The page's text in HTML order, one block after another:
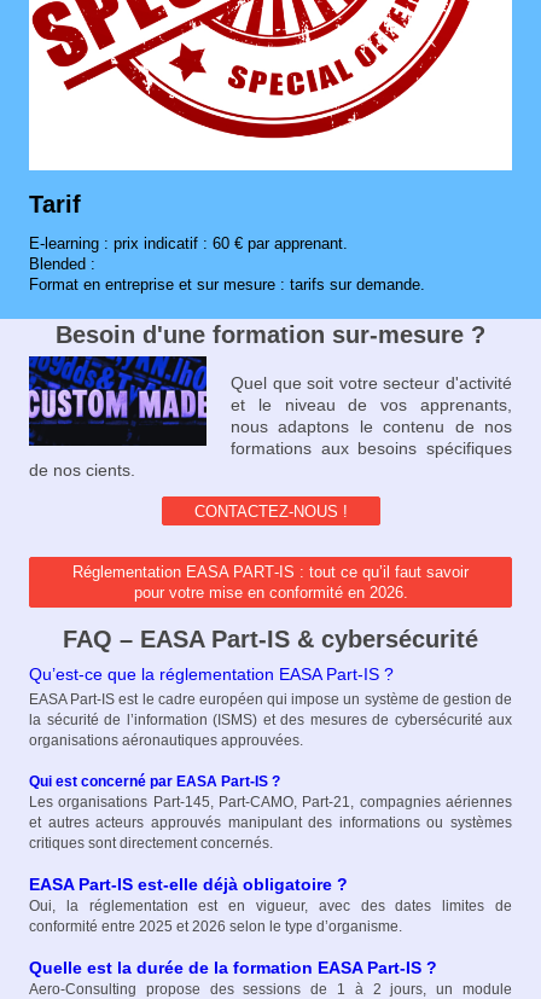
Tarif
E-learning : prix indicatif : 60 € par apprenant.
Blended :
Format en entreprise et sur mesure : tarifs sur demande.
Besoin d'une formation sur-mesure ?
Quel que soit votre secteur d'activité
et le niveau de vos apprenants,
nous adaptons le contenu de nos
formations aux besoins spécifiques
de nos cients.
CONTACTEZ-NOUS !
Réglementation EASA PART‑IS : tout ce qu’il faut savoir
pour votre mise en conformité en 2026.
FAQ – EASA Part‑IS & cybersécurité
Qu’est‑ce que la réglementation EASA Part‑IS ?
EASA Part‑IS est le cadre européen qui impose un système de gestion de
la sécurité de l’information (ISMS) et des mesures de cybersécurité aux
organisations aéronautiques approuvées.
Qui est concerné par EASA Part‑IS ?
Les organisations Part‑145, Part‑CAMO, Part‑21, compagnies aériennes
et autres acteurs approuvés manipulant des informations ou systèmes
critiques sont directement concernés.
EASA Part‑IS est‑elle déjà obligatoire ?
Oui, la réglementation est en vigueur, avec des dates limites de
conformité entre 2025 et 2026 selon le type d’organisme.
Quelle est la durée de la formation EASA Part‑IS ?
Aero‑Consulting propose des sessions de 1 à 2 jours, un module